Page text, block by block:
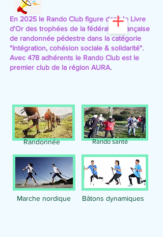
Randonnée Rando santé
Marche nordique Bâtons dynamiques
En 2025 le Rando Club figure dans le Livre
d'Or des trophées de la fédération française
de randonnée pédestre dans la catégorie
"Intégration, cohésion sociale & solidarité".
Avec 478 adhérents le Rando Club est le
premier club de la région AURA.